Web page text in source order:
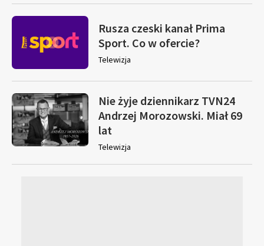
Rusza czeski kanał Prima
Sport. Co w ofercie?
Telewizja
Nie żyje dziennikarz TVN24
Andrzej Morozowski. Miał 69
lat
Telewizja